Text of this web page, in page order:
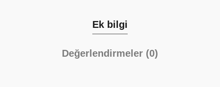
Ek bilgi
Değerlendirmeler (0)